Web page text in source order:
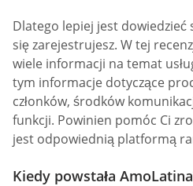
Dlatego lepiej jest dowiedzieć
się zarejestrujesz. W tej
wiele informacji na temat
tym informacje dotyczące
członków, środków
funkcji. Powinien pomóc Ci
jest odpowiednią platformą
Kiedy powstała